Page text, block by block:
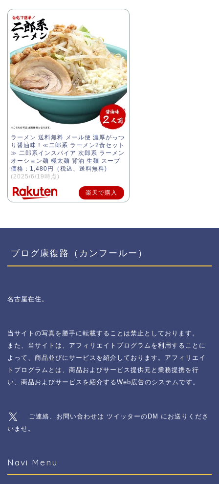
ラーメン 送料無料 メール便 濃厚がっつ
り醤油味！≪二郎系 ラーメン2食セット
≫ 二郎系インスパイア 次郎系 ラーメン
オーション麺 極太麺 背油 生麺 スープ
価格：1,480円（税込、送料無料)
(2025/6/19時点)
楽天で購入
ブログ康復路（カンフールー）
名古屋在住。
当サイトの写真を勝手に転載することは禁止としております。
また、当サイトは、アフィリエイトプログラムを利用することに
よって、商品並びにサービスを紹介しております。アフィリエイ
トプログラムとは、商品およびサービス提供元と業務提携を行
い、商品およびサービスを紹介するWeb広告のシステムです。
ご連絡、お問い合わせは ツイッターのDM にお送りくださ
いませ。
Navi Menu